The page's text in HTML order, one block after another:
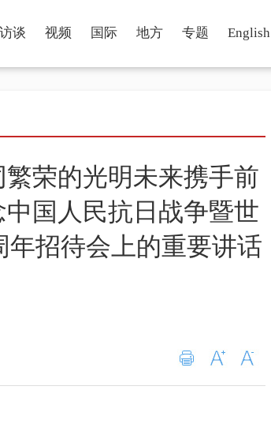
访谈 视频 国际 地方 专题 English
荣的光明未来携手前
国人民抗日战争暨世
招待会上的重要讲话